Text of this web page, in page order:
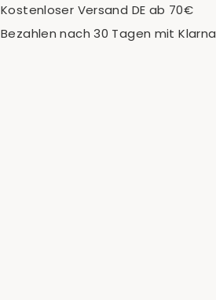
Kostenloser Versand DE ab 70€
Bezahlen nach 30 Tagen mit Klarna